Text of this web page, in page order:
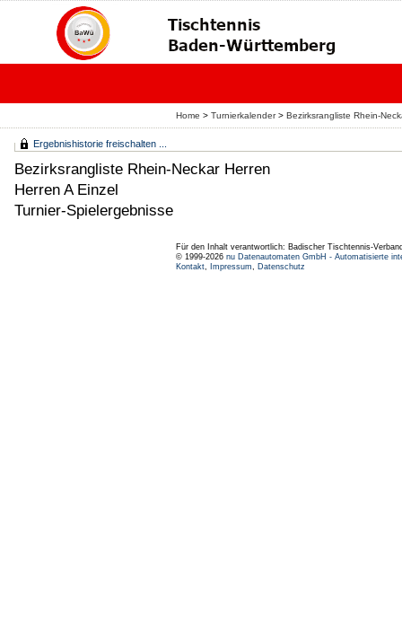
Home > Turnierkalender> Bezirksrangliste Rhein-
Ergebnishistorie freischalten ...
Bezirksrangliste Rhein-Neckar Herren
Herren A Einzel
Turnier-Spielergebnisse
Für den Inhalt verantwortlich: Badischer Tischtennis-
© 1999-2026 nu Datenautomaten GmbH - Automatisierte
Kontakt, Impressum, Datenschutz